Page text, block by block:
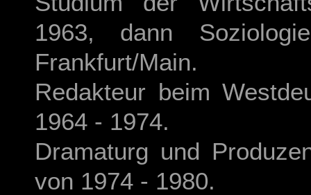
1963, dann
Frankfurt/Main.
Redakteur beim
1964 - 1974.
Dramaturg und
von 1974 - 1980.